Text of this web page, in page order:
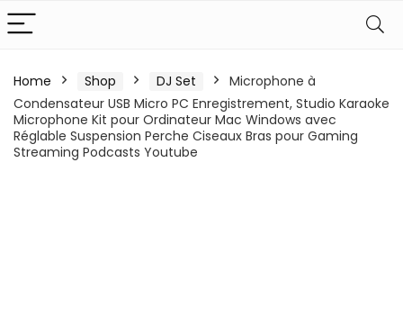
Home Shop DJ Set
Microphone à
Condensateur USB Micro PC Enregistrement, Studio Karaoke
Microphone Kit pour Ordinateur Mac Windows avec
Réglable Suspension Perche Ciseaux Bras pour Gaming
Streaming Podcasts Youtube